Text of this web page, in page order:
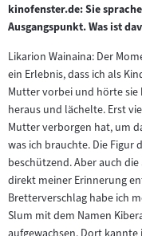
Inhalt:
kinofenster.de: Sie
Ausgangspunkt. Was ist
Likarion Wainaina: Der
ein Erlebnis, dass ich als
Mutter vorbei und hörte sie
heraus und lächelte. Erst
Mutter verborgen hat, um
was ich brauchte. Die Figur
beschützend. Aber auch
direkt meiner Erinnerung
Bretterverschlag habe ich
Slum mit dem Namen